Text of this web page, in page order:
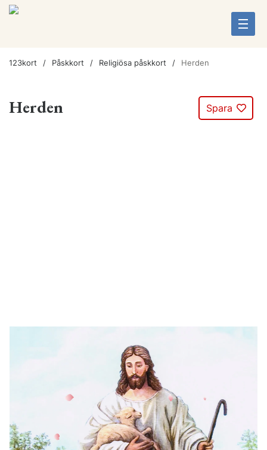
123kort Påskkort Religiösa påskkort Herden
Herden Spara